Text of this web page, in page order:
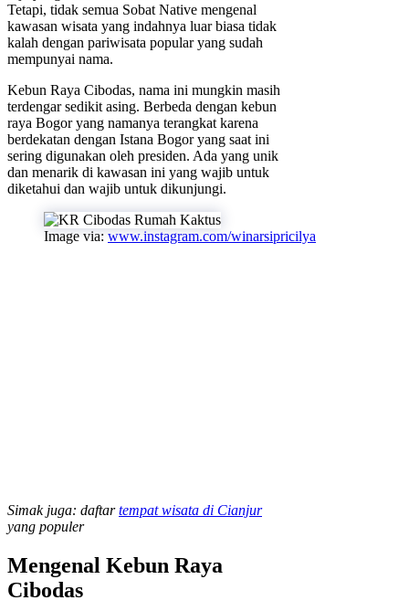
Tetapi, tidak semua Sobat Native mengenal
kawasan wisata yang indahnya luar biasa tidak
kalah dengan pariwisata popular yang sudah
mempunyai nama.
Kebun Raya Cibodas, nama ini mungkin masih
terdengar sedikit asing. Berbeda dengan kebun
raya Bogor yang namanya terangkat karena
berdekatan dengan Istana Bogor yang saat ini
sering digunakan oleh presiden. Ada yang unik
dan menarik di kawasan ini yang wajib untuk
diketahui dan wajib untuk dikunjungi.
Image via: www.instagram.com/winarsipricilya
Simak juga: daftartempat wisata di Cianjur
yang populer
Mengenal Kebun Raya
Cibodas